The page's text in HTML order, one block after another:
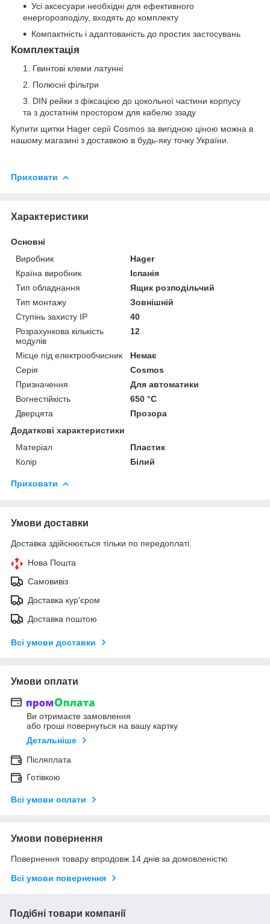
Усі аксесуари необхідні для ефективного
енергорозподілу, входять до комплекту
Компактність і адаптованість до простих застосувань
Комплектація
Гвинтові клеми латунні
Полюсні фільтри
DIN рейки з фіксацією до цокольної частини корпусу
та з достатнім простором для кабелю ззаду
Купити щитки Hager серії Cosmos за вигідною ціною можна в
нашому магазині з доставкою в будь-яку точку України.
Приховати
Характеристики
Основні
Виробник
Hager
Країна виробник
Іспанія
Тип обладнання
Ящик розподільчий
Тип монтажу
Зовнішній
Ступінь захисту IP
40
Розрахункова кількість
модулів
12
Місце під електрообчисник
Немає
Серія
Cosmos
Призначення
Для автоматики
Вогнестійкість
650 °C
Дверцята
Прозора
Додаткові характеристики
Матеріал
Пластик
Колір
Білий
Приховати
Умови доставки
Доставка здійснюється тільки по передоплаті.
Нова Пошта
Самовивіз
Доставка кур'єром
Доставка поштою
Всі умови доставки
Умови оплати
Ви отримаєте замовлення
або гроші повернуться на вашу картку
Детальніше
Післяплата
Готівкою
Всі умови оплати
Умови повернення
Повернення товару впродовж 14 днів за домовленістю
Всі умови повернення
Подібні товари компанії